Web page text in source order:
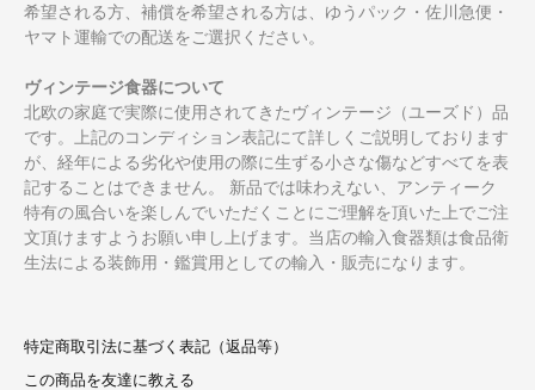
希望される方、補償を希望される方は、ゆうパック・佐川急便・
ヤマト運輸での配送をご選択ください。
ヴィンテージ食器について
北欧の家庭で実際に使用されてきたヴィンテージ（ユーズド）品
です。上記のコンディション表記にて詳しくご説明しております
が、経年による劣化や使用の際に生ずる小さな傷などすべてを表
記することはできません。 新品では味わえない、アンティーク
特有の風合いを楽しんでいただくことにご理解を頂いた上でご注
文頂けますようお願い申し上げます。当店の輸入食器類は食品衛
生法による装飾用・鑑賞用としての輸入・販売になります。
特定商取引法に基づく表記（返品等）
この商品を友達に教える